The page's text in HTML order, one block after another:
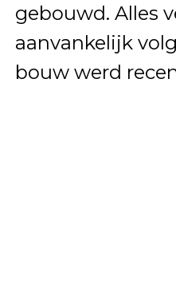
gebouwd. Alles
aanvankelijk
bouw werd